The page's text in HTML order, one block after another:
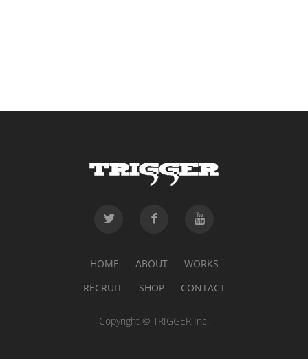
HOME ABOUT
WORKS
RECRUIT
SHOP CONTACT
Copyright © TRIGGER Inc.